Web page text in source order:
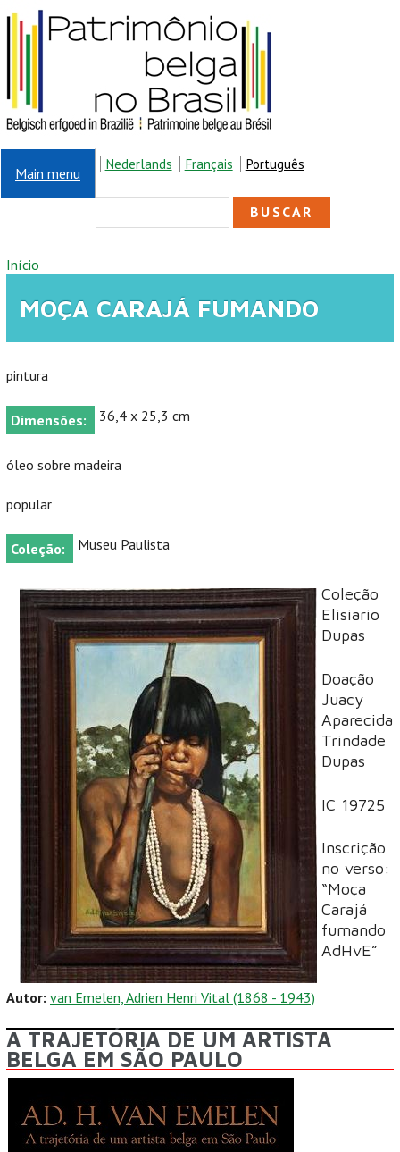
Pular para o conteúdo principal
Main menu
Nederlands Français Português
FORMULÁRIO DE
BUSCA
VOCÊ ESTÁ AQUI
Início
MOÇA CARAJÁ FUMANDO
pintura
Dimensões: 36,4 x 25,3 cm
óleo sobre madeira
popular
Coleção: Museu Paulista
Coleção
Elisiario
Dupas
Doação
Juacy
Aparecida
Trindade
Dupas
IC 19725
Inscrição
no verso:
“Moça
Carajá
fumando
AdHvE”
Autor: van Emelen, Adrien Henri Vital (1868 - 1943)
A TRAJETÓRIA DE UM ARTISTA
BELGA EM SÃO PAULO